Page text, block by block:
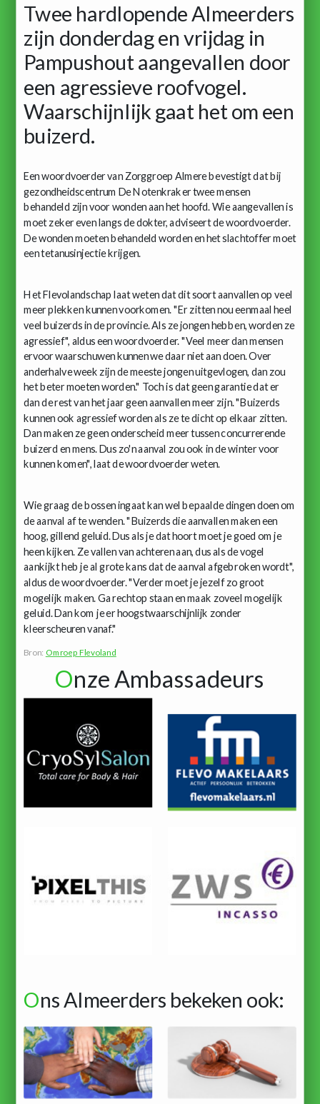
Twee hardlopende Almeerders
zijn donderdag en vrijdag in
Pampushout aangevallen door
een agressieve roofvogel.
Waarschijnlijk gaat het om een
buizerd.
Een woordvoerder van Zorggroep Almere bevestigt dat bij
gezondheidscentrum De Notenkraker twee mensen
behandeld zijn voor wonden aan het hoofd. Wie aangevallen is
moet zeker even langs de dokter, adviseert de woordvoerder.
De wonden moeten behandeld worden en het slachtoffer moet
een tetanusinjectie krijgen.
Het Flevolandschap laat weten dat dit soort aanvallen op veel
meer plekken kunnen voorkomen. "Er zitten nou eenmaal heel
veel buizerds in de provincie. Als ze jongen hebben, worden ze
agressief", aldus een woordvoerder. "Veel meer dan mensen
ervoor waarschuwen kunnen we daar niet aan doen. Over
anderhalve week zijn de meeste jongen uitgevlogen, dan zou
het beter moeten worden." Toch is dat geen garantie dat er
dan de rest van het jaar geen aanvallen meer zijn. "Buizerds
kunnen ook agressief worden als ze te dicht op elkaar zitten.
Dan maken ze geen onderscheid meer tussen concurrerende
buizerd en mens. Dus zo'n aanval zou ook in de winter voor
kunnen komen", laat de woordvoerder weten.
Wie graag de bossen ingaat kan wel bepaalde dingen doen om
de aanval af te wenden. "Buizerds die aanvallen maken een
hoog, gillend geluid. Dus als je dat hoort moet je goed om je
heen kijken. Ze vallen van achteren aan, dus als de vogel
aankijkt heb je al grote kans dat de aanval afgebroken wordt",
aldus de woordvoerder. "Verder moet je jezelf zo groot
mogelijk maken. Ga rechtop staan en maak zoveel mogelijk
geluid. Dan kom je er hoogstwaarschijnlijk zonder
kleerscheuren vanaf."
Bron: Omroep Flevoland
Onze Ambassadeurs
Ons Almeerders bekeken ook: